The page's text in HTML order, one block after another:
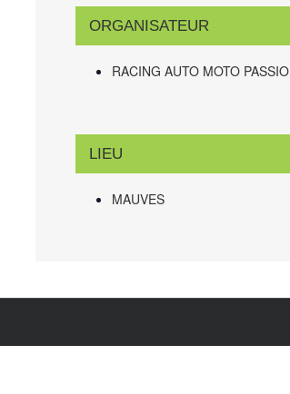
ORGANISATEUR
RACING AUTO MOTO
LIEU
MAUVES